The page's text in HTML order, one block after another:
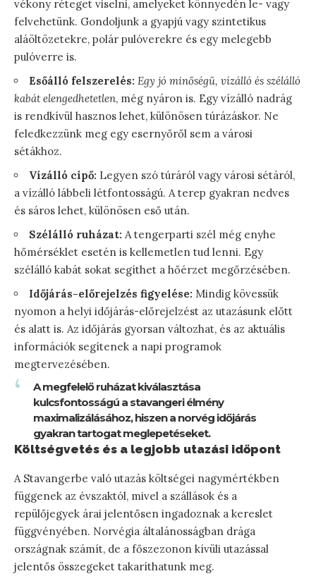
vékony réteget viselni, amelyeket könnyedén le- vagy
felvehetünk. Gondoljunk a gyapjú vagy szintetikus
aláöltözetekre, polár pulóverekre és egy melegebb
pulóverre is.
Esőálló felszerelés: Egy jó minőségű, vízálló és szélálló
kabát elengedhetetlen, még nyáron is. Egy vízálló nadrág
is rendkívül hasznos lehet, különösen túrázáskor. Ne
feledkezzünk meg egy esernyőről sem a városi
sétákhoz.
Vízálló cipő: Legyen szó túráról vagy városi sétáról,
a vízálló lábbeli létfontosságú. A terep gyakran nedves
és sáros lehet, különösen eső után.
Szélálló ruházat: A tengerparti szél még enyhe
hőmérséklet esetén is kellemetlen tud lenni. Egy
szélálló kabát sokat segíthet a hőérzet megőrzésében.
Időjárás-előrejelzés figyelése: Mindig kövessük
nyomon a helyi időjárás-előrejelzést az utazásunk előtt
és alatt is. Az időjárás gyorsan változhat, és az aktuális
információk segítenek a napi programok
megtervezésében.
A megfelelő ruházat kiválasztása
kulcsfontosságú a stavangeri élmény
maximalizálásához, hiszen a norvég időjárás
gyakran tartogat meglepetéseket.
Költségvetés és a legjobb utazási időpont
A Stavangerbe való utazás költségei nagymértékben
függenek az évszaktól, mivel a szállások és a
repülőjegyek árai jelentősen ingadoznak a kereslet
függvényében. Norvégia általánosságban drága
országnak számít, de a főszezonon kívüli utazással
jelentős összegeket takaríthatunk meg.